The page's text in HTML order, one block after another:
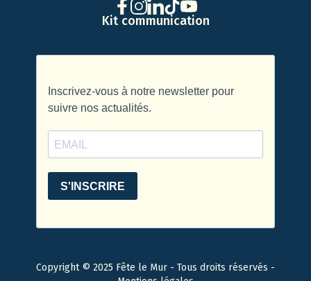
Kit communication
Copyright © 2025 Fête le Mur - Tous droits réservés -